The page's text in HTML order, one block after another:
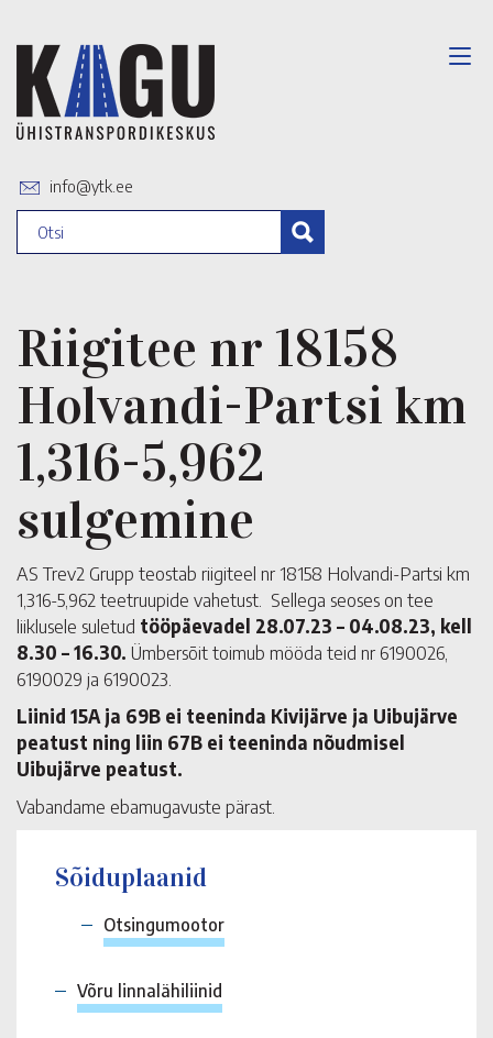
info@ytk.ee
Riigitee nr 18158
Holvandi-Partsi km
1,316-5,962
sulgemine
AS Trev2 Grupp teostab riigiteel nr 18158 Holvandi-Partsi km
1,316-5,962 teetruupide vahetust. Sellega seoses on tee
liiklusele suletud tööpäevadel 28.07.23 – 04.08.23, kell
8.30 – 16.30. Ümbersõit toimub mööda teid nr 6190026,
6190029 ja 6190023.
Liinid 15A ja 69B ei teeninda Kivijärve ja Uibujärve
peatust ning liin 67B ei teeninda nõudmisel
Uibujärve peatust.
Vabandame ebamugavuste pärast.
Sõiduplaanid
Otsingumootor
Võru linnalähiliinid